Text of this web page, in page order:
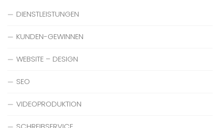
DIENSTLEISTUNGEN
KUNDEN-GEWINNEN
WEBSITE – DESIGN
SEO
VIDEOPRODUKTION